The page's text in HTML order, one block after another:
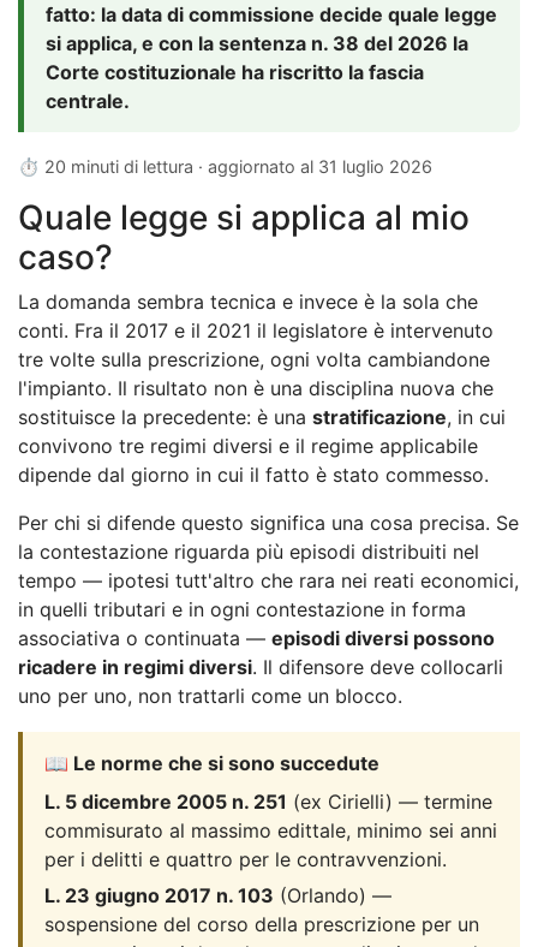
fatto: la data di commissione decide quale legge
si applica, e con la sentenza n. 38 del 2026 la
Corte costituzionale ha riscritto la fascia
centrale.
⏱ 20 minuti di lettura · aggiornato al 31 luglio 2026
Quale legge si applica al mio
caso?
La domanda sembra tecnica e invece è la sola che
conti. Fra il 2017 e il 2021 il legislatore è intervenuto
tre volte sulla prescrizione, ogni volta cambiandone
l'impianto. Il risultato non è una disciplina nuova che
sostituisce la precedente: è una stratificazione, in cui
convivono tre regimi diversi e il regime applicabile
dipende dal giorno in cui il fatto è stato commesso.
Per chi si difende questo significa una cosa precisa. Se
la contestazione riguarda più episodi distribuiti nel
tempo — ipotesi tutt'altro che rara nei reati economici,
in quelli tributari e in ogni contestazione in forma
associativa o continuata — episodi diversi possono
ricadere in regimi diversi. Il difensore deve collocarli
uno per uno, non trattarli come un blocco.
📖 Le norme che si sono succedute
L. 5 dicembre 2005 n. 251 (ex Cirielli) — termine
commisurato al massimo edittale, minimo sei anni
per i delitti e quattro per le contravvenzioni.
L. 23 giugno 2017 n. 103 (Orlando) —
sospensione del corso della prescrizione per un